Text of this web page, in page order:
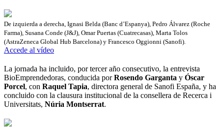
De izquierda a derecha, Ignasi Belda (Banc d’Espanya), Pedro Álvarez (Roche
Farma), Susana Conde (J&J), Omar Puertas (Cuatrecasas), Marta Tolos
(AstraZeneca Global Hub Barcelona) y Francesco Oggionni (Sanofi).
Accede al vídeo
La jornada ha incluido, por tercer año consecutivo, la entrevista
BioEmprendedoras, conducida porRosendo Garganta y Óscar
Porcel, con Raquel Tapia, directora general de Sanofi España, y ha
concluido con la clausura institucional de la consellera de Recerca i
Universitats, Núria Montserrat.